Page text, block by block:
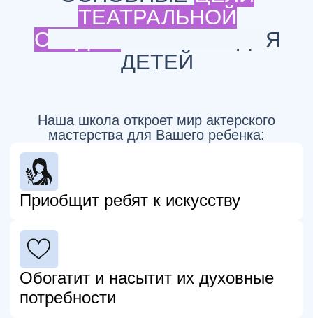
Сценическая речь (45 мин)
Вокал (30 мин)
Актёрское мастерство (45 мин)
м. Профсоюзная/Вавиловская
Архитектора Власова 6
Стоимость
12 часов занятий
15 750 ₽
1 313 ₽ /час
ЗАПИСЬ В ГРУППУ